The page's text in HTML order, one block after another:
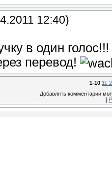
12:40)
в один
перевод!
1-10 11-
Добавлять комментарии
[